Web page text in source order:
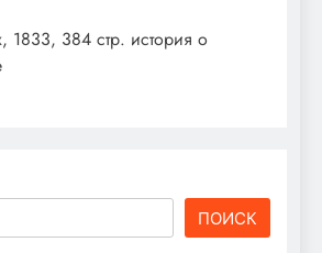
1833, 384 стр. история о
ПОИСК